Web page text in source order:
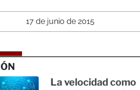
17 de junio de 2015
La velocidad como